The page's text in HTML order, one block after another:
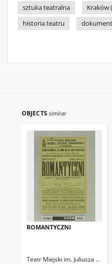
sztuka teatralna
Kraków
historia teatru
OBJECTS similar
ROMANTYCZNI
Teatr Miejski im. Juliusza